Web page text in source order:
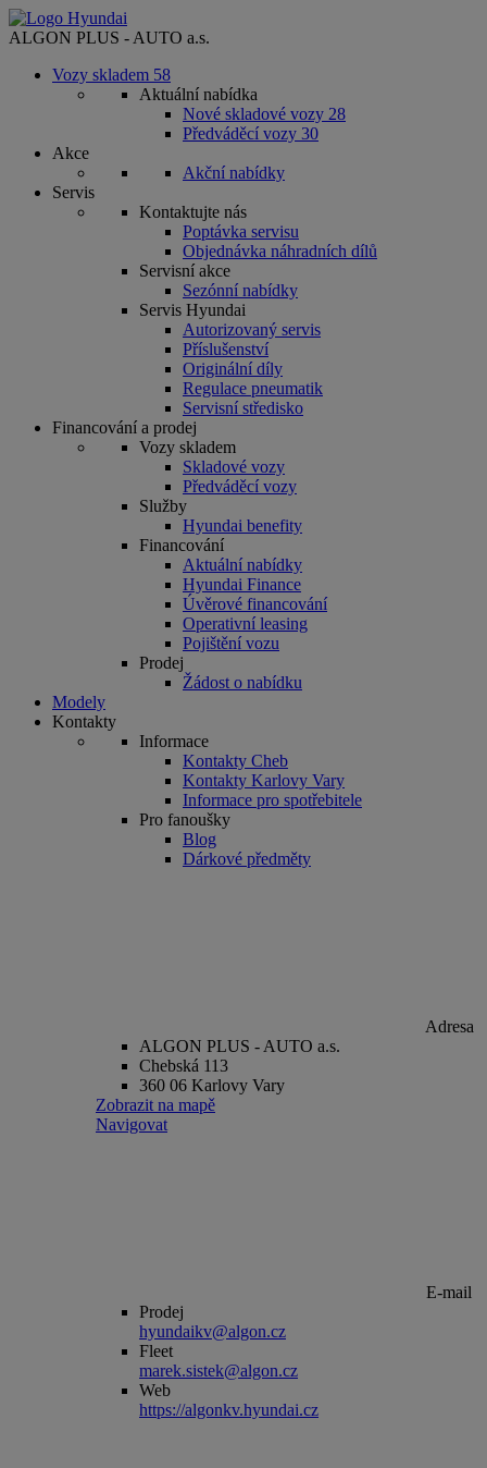
ALGON PLUS - AUTO a.s.
Vozy skladem 58
Aktuální nabídka
Nové skladové vozy 28
Předváděcí vozy 30
Akce
Akční nabídky
Servis
Kontaktujte nás
Poptávka servisu
Objednávka náhradních dílů
Servisní akce
Sezónní nabídky
Servis Hyundai
Autorizovaný servis
Příslušenství
Originální díly
Regulace pneumatik
Servisní středisko
Financování a prodej
Vozy skladem
Skladové vozy
Předváděcí vozy
Služby
Hyundai benefity
Financování
Aktuální nabídky
Hyundai Finance
Úvěrové financování
Operativní leasing
Pojištění vozu
Prodej
Žádost o nabídku
Modely
Kontakty
Informace
Kontakty Cheb
Kontakty Karlovy Vary
Informace pro spotřebitele
Pro fanoušky
Blog
Dárkové předměty
Adresa
ALGON PLUS - AUTO a.s.
Chebská 113
360 06 Karlovy Vary
Zobrazit na mapě
Navigovat
E-mail
Prodej
hyundaikv@algon.cz
Fleet
marek.sistek@algon.cz
Web
https://algonkv.hyundai.cz